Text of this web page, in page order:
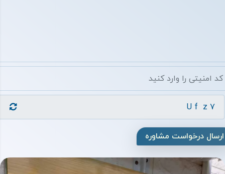
ارسال درخواست مشاوره